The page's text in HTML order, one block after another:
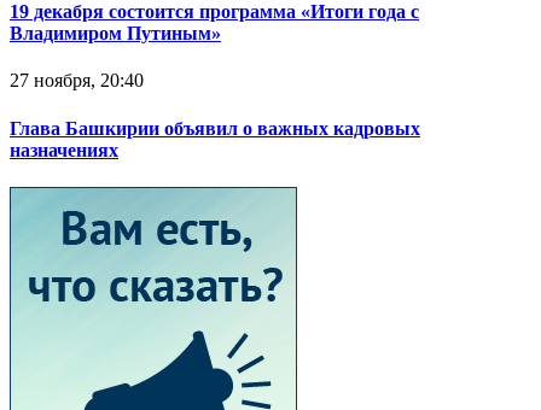
19 декабря состоится программа «Итоги года с
Владимиром Путиным»
27 ноября, 20:40
Глава Башкирии объявил о важных кадровых
назначениях